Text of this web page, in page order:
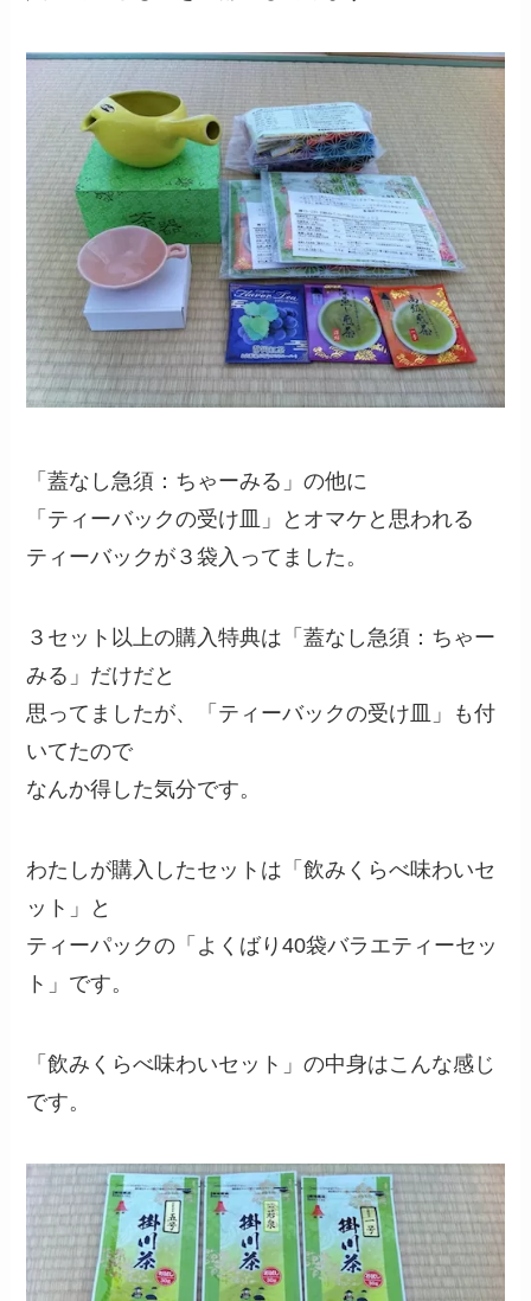
「蓋なし急須：ちゃーみる」の他に
「ティーバックの受け皿」とオマケと思われる
ティーバックが３袋入ってました。
３セット以上の購入特典は「蓋なし急須：ちゃー
みる」だけだと
思ってましたが、「ティーバックの受け皿」も付
いてたので
なんか得した気分です。
わたしが購入したセットは「飲みくらべ味わいセ
ット」と
ティーパックの「よくばり40袋バラエティーセッ
ト」です。
「飲みくらべ味わいセット」の中身はこんな感じ
です。